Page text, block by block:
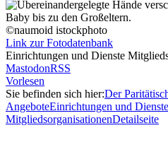
©naumoid istockphoto
Link zur Fotodatenbank
Einrichtungen und Dienste
MastodonRSS
Vorlesen
Sie befinden sich hier:Der
AngeboteEinrichtungen und Dienste
MitgliedsorganisationenDetailseite